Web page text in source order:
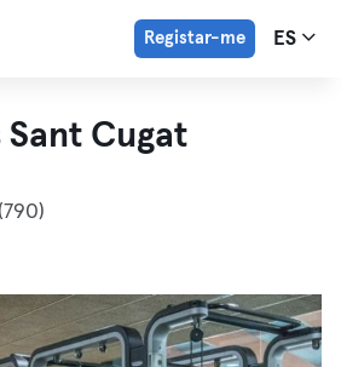
Registar-me ES
Sant Cugat
(790)